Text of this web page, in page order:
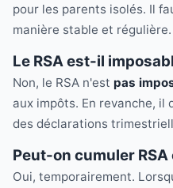
pour les parents isolés. Il
manière stable et régulière.
Le RSA est-il
Non, le RSA n'est pas
aux impôts. En revanche, il
des déclarations
Peut-on cumuler RSA
Oui, temporairement.